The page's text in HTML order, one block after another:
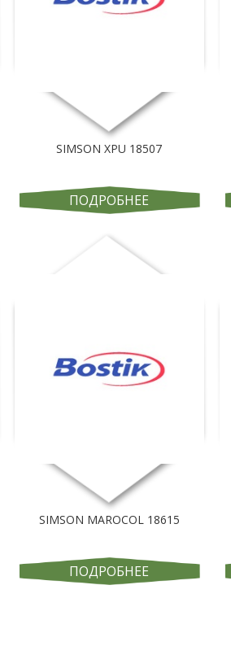
SIMSON XPU 18507
ПОДРОБНЕЕ
SIMSON MAROCOL 18615
ПОДРОБНЕЕ